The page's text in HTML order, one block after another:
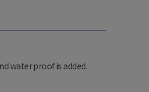
water proof is added.